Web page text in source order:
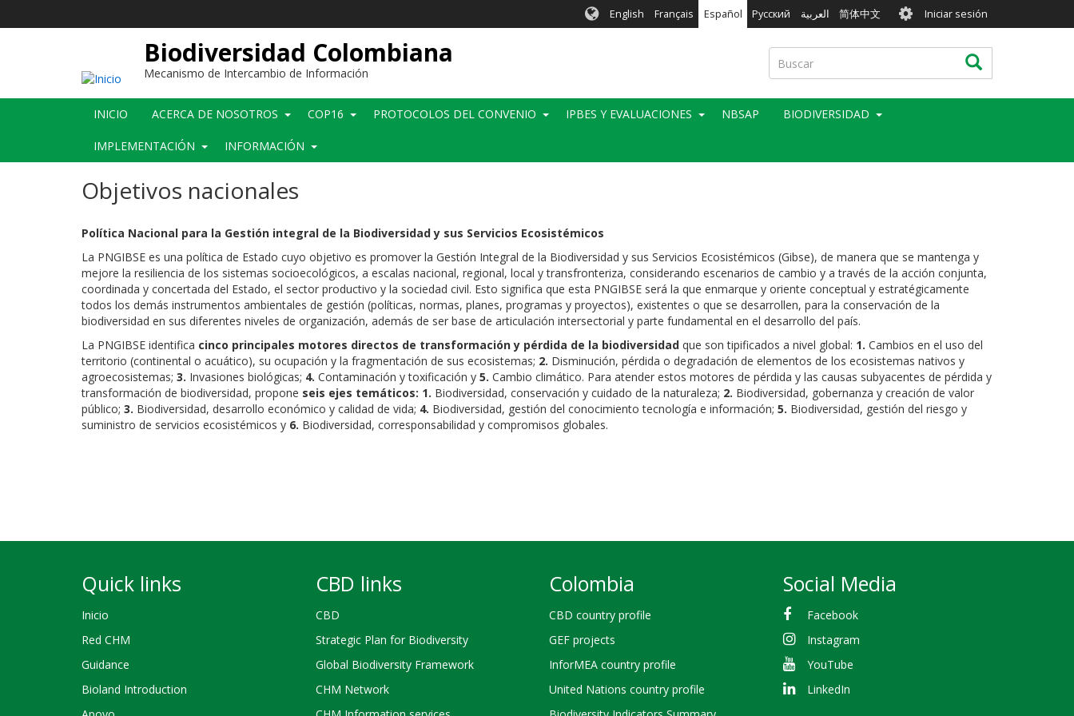
English Français Español Русский العربية 简体中文 User
account
menu
Iniciar sesión
Biodiversidad Colombiana
Mecanismo de Intercambio de Información
Buscar Buscar
Main
INICIO ACERCA DE NOSOTROS COP16 PROTOCOLOS DEL CONVENIO IPBES Y EVALUACIONES NBSAP BIODIVERSIDAD
IMPLEMENTACIÓN INFORMACIÓN
Objetivos nacionales
Política Nacional para la Gestión integral de la Biodiversidad y sus Servicios Ecosistémicos
La PNGIBSE es una política de Estado cuyo objetivo es promover la Gestión Integral de la Biodiversidad y sus Servicios Ecosistémicos (Gibse), de manera que se mantenga y
mejore la resiliencia de los sistemas socioecológicos, a escalas nacional, regional, local y transfronteriza, considerando escenarios de cambio y a través de la acción conjunta,
coordinada y concertada del Estado, el sector productivo y la sociedad civil. Esto significa que esta PNGIBSE será la que enmarque y oriente conceptual y estratégicamente
todos los demás instrumentos ambientales de gestión (políticas, normas, planes, programas y proyectos), existentes o que se desarrollen, para la conservación de la
biodiversidad en sus diferentes niveles de organización, además de ser base de articulación intersectorial y parte fundamental en el desarrollo del país.
La PNGIBSE identifica cinco principales motores directos de transformación y pérdida de la biodiversidad que son tipificados a nivel global: 1. Cambios en el uso del
territorio (continental o acuático), su ocupación y la fragmentación de sus ecosistemas; 2. Disminución, pérdida o degradación de elementos de los ecosistemas nativos y
agroecosistemas; 3. Invasiones biológicas; 4. Contaminación y toxificación y 5. Cambio climático. Para atender estos motores de pérdida y las causas subyacentes de pérdida y
transformación de biodiversidad, propone seis ejes temáticos: 1. Biodiversidad, conservación y cuidado de la naturaleza; 2. Biodiversidad, gobernanza y creación de valor
público; 3. Biodiversidad, desarrollo económico y calidad de vida; 4. Biodiversidad, gestión del conocimiento tecnología e información; 5. Biodiversidad, gestión del riesgo y
suministro de servicios ecosistémicos y 6. Biodiversidad, corresponsabilidad y compromisos globales.
Quick links
Inicio
Red CHM
Guidance
Bioland Introduction
CBD links
CBD
Strategic Plan for Biodiversity
Global Biodiversity Framework
CHM Network
Colombia
CBD country profile
GEF projects
InforMEA country profile
United Nations country profile
Social Media
Facebook
Instagram
YouTube
LinkedIn